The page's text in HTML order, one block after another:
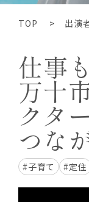
TOP 出演
仕事
万十
クタ
つな
#子育て #定住